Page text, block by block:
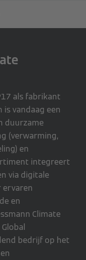
als fabrikant
vandaag een
duurzame
(verwarming,
en
integreert
via digitale
ervaren
en
Climate
bedrijf op het